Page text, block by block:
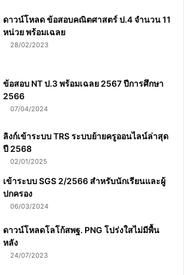
ดาวน์โหลด ข้อสอบคณิตศาสตร์ ป.4 จำนวน 11
หน่วย พร้อมเฉลย
28/02/2023
ข้อสอบ NT ป.3 พร้อมเฉลย 2567 ปีการศึกษา
2566
07/04/2024
ลิงก์เข้าระบบ TRS ระบบย้ายครูออนไลน์ล่าสุด
ปี 2568
02/01/2025
เข้าระบบ SGS 2/2566 สำหรับนักเรียนและผู้
ปกครอง
06/03/2024
ดาวน์โหลดโลโก้สพฐ. PNG โปร่งใสไม่มีพื้น
หลัง
24/07/2023